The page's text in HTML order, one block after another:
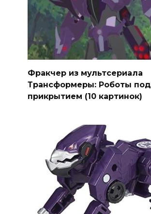
Фракчер из мультсериала
Трансформеры: Роботы под
прикрытием (10 картинок)